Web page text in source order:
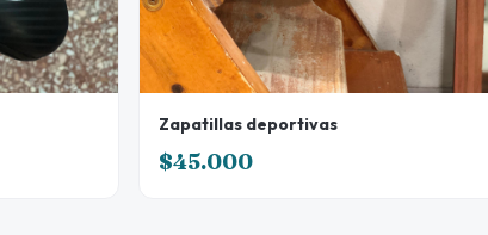
Zapatillas deportivas
$45.000